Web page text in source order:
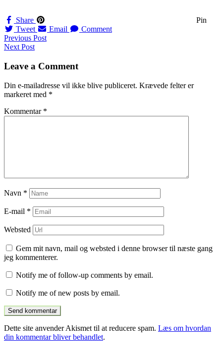
Share
Pin
Tweet
Email Comment
Navigation
til
indlæg
Previous Post
Next Post
Leave a Comment
Din e-mailadresse vil ikke blive publiceret. Krævede felter er
markeret med *
Kommentar *
Navn *
E-mail *
Websted
Gem mit navn, mail og websted i denne browser til næste gang
jeg kommenterer.
Notify me of follow-up comments by email.
Notify me of new posts by email.
Dette site anvender Akismet til at reducere spam. Læs om hvordan
din kommentar bliver behandlet.